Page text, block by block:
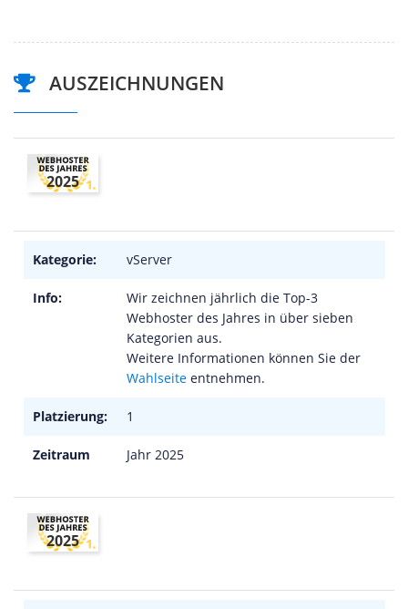
AUSZEICHNUNGEN
2025
Kategorie: vServer
Info:
Wir zeichnen jährlich die Top-3
Webhoster des Jahres in über sieben
Kategorien aus.
Weitere Informationen können Sie der
Wahlseite entnehmen.
Platzierung: 1
Zeitraum Jahr 2025
2025